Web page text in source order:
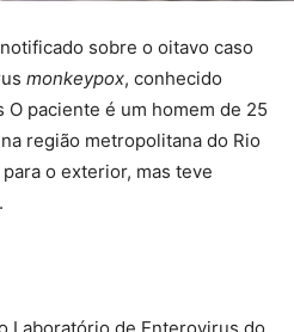
sobre o oitavo caso
monkeypox, conhecido
O paciente é um homem de 25
região metropolitana do Rio
o exterior, mas teve